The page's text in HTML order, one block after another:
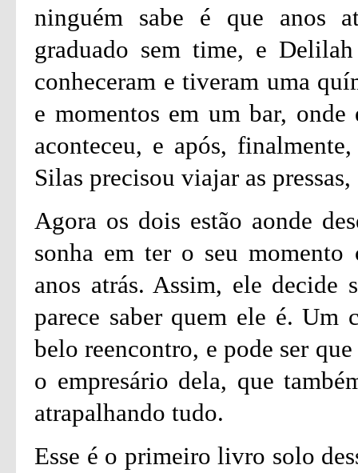
ninguém sabe é que anos
graduado sem time, e
conheceram e tiveram uma
e momentos em um bar,
aconteceu, e após,
Silas precisou viajar as
Agora os dois estão aonde
sonha em ter o seu
anos atrás. Assim, ele decide
parece saber quem ele é. Um
belo reencontro, e pode ser
o empresário dela, que
atrapalhando tudo.
Esse é o primeiro livro solo